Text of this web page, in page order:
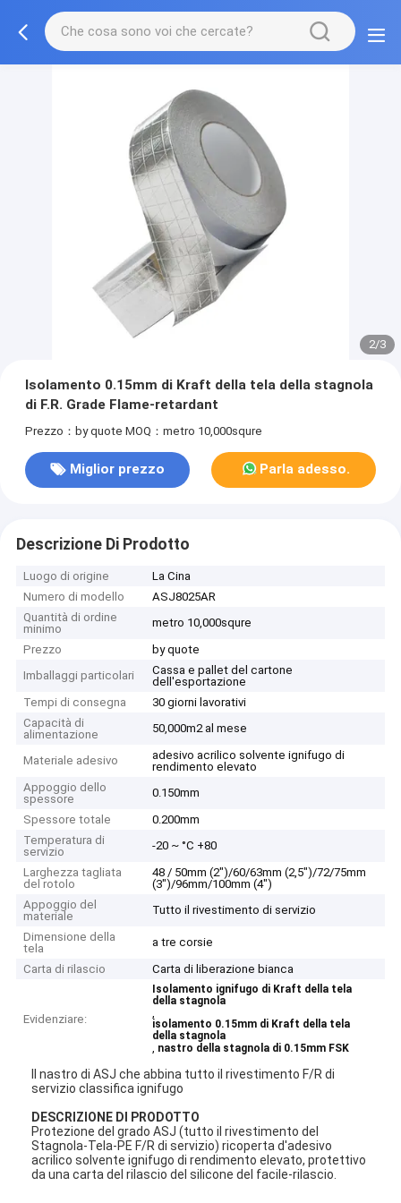
2/3
Isolamento 0.15mm di Kraft della tela della stagnola
di F.R. Grade Flame-retardant
Prezzo：by quote MOQ：metro 10,000squre
Miglior prezzo Parla adesso.
Descrizione Di Prodotto
Luogo di origine
La Cina
Numero di modello
ASJ8025AR
Quantità di ordine
minimo
metro 10,000squre
Prezzo
by quote
Imballaggi particolari
Cassa e pallet del cartone
dell'esportazione
Tempi di consegna
30 giorni lavorativi
Capacità di
alimentazione
50,000m2 al mese
Materiale adesivo
adesivo acrilico solvente ignifugo di
rendimento elevato
Appoggio dello
spessore
0.150mm
Spessore totale
0.200mm
Temperatura di
servizio
-20 ~ °C +80
Larghezza tagliata
del rotolo
48 / 50mm (2")/60/63mm (2,5")/72/75mm
(3")/96mm/100mm (4")
Appoggio del
materiale
Tutto il rivestimento di servizio
Dimensione della
tela
a tre corsie
Carta di rilascio
Carta di liberazione bianca
Evidenziare:
Isolamento ignifugo di Kraft della tela
della stagnola
,
isolamento 0.15mm di Kraft della tela
della stagnola
, nastro della stagnola di 0.15mm FSK
Il nastro di ASJ che abbina tutto il rivestimento F/R di
servizio classifica ignifugo
DESCRIZIONE DI PRODOTTO
Protezione del grado ASJ (tutto il rivestimento del
Stagnola-Tela-PE F/R di servizio) ricoperta d'adesivo
acrilico solvente ignifugo di rendimento elevato, protettivo
da una carta del rilascio del silicone del facile-rilascio.